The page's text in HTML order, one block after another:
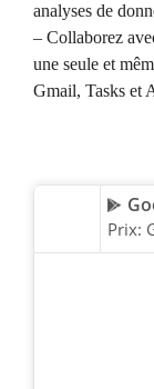
analyses de
– Collaborez
une seule et
Gmail, Tasks et
Prix: